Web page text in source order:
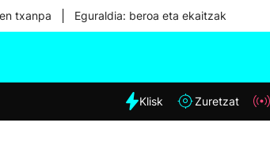
txanpa Eguraldia: beroa eta ekaitzak
Eguraldia
Klisk Zuretzat